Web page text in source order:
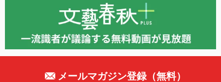
メールマガジン登録（無料）